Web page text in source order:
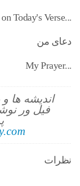
Today's Verse...
دعای من
My Prayer...
اندیشه ها
فیل ور
نظرات